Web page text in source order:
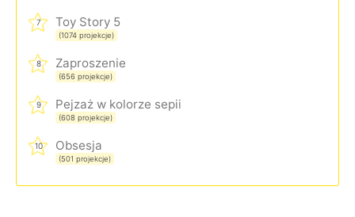
7 Toy Story 5
(1074 projekcje)
8 Zaproszenie
(656 projekcje)
9 Pejzaż w kolorze sepii
(608 projekcje)
10 Obsesja
(501 projekcje)